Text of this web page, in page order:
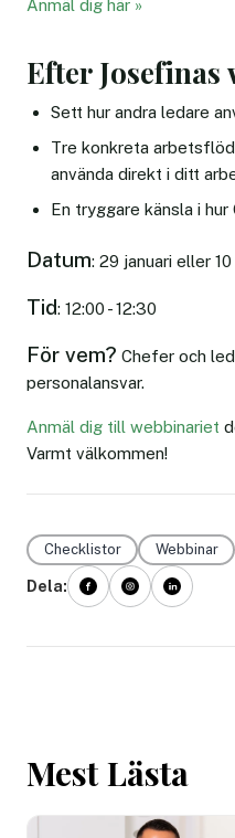
Anmäl dig här »
Efter
Sett hur andra ledare
Tre konkreta
använda direkt i ditt
En tryggare känsla i
Datum: 29 januari eller
Tid: 12:00 - 12:30
För vem? Chefer och
personalansvar.
Anmäl dig till webbinariet
Varmt välkommen!
Checklistor Webbinar
Dela:
Mest Lästa